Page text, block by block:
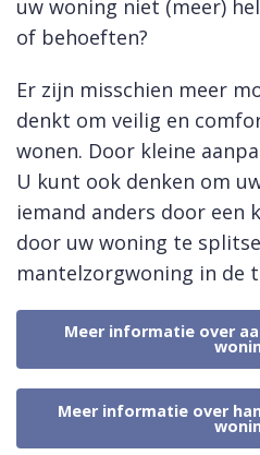
uw woning niet (meer)
of behoeften?
Er zijn misschien meer
denkt om veilig en
wonen. Door kleine
U kunt ook denken om
iemand anders door een
door uw woning te
mantelzorgwoning in de
Meer informatie over
Meer informatie over